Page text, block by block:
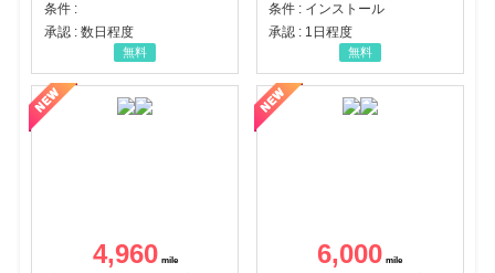
条件 :
承認 : 数日程度
無料
条件 : インストール
承認 : 1日程度
無料
4,960 6,000